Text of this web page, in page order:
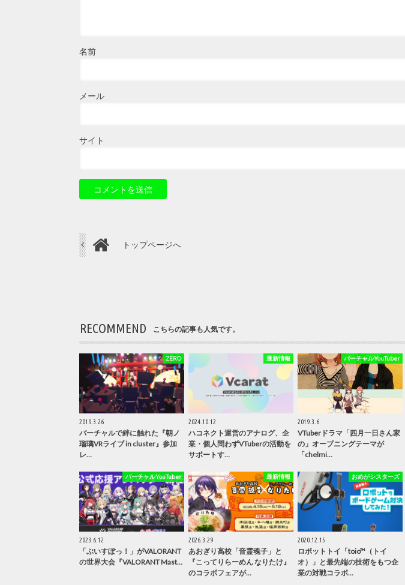
名前
メール
サイト
トップページへ
RECOMMEND こちらの記事も人気です。
ZERO
2019.3.26
バーチャルで絆に触れた『朝ノ
瑠璃VRライブ in cluster』参加
レ…
最新情報
2024.10.12
ハコネクト運営のアナログ、企
業・個人問わずVTuberの活動を
サポートす…
バーチャルYouTuber
2019.3.6
VTuberドラマ「四月一日さん家
の」オープニングテーマが
「chelmi…
バーチャルYouTuber
2023.6.12
「ぶいすぽっ！」がVALORANT
の世界大会『VALORANT Mast…
最新情報
2026.3.29
あおぎり高校「音霊魂子」と
『こってりらーめん なりたけ』
のコラボフェアが…
おめがシスターズ
2020.12.15
ロボットトイ「toio™（トイ
オ）」と最先端の技術をもつ企
業の対戦コラボ…